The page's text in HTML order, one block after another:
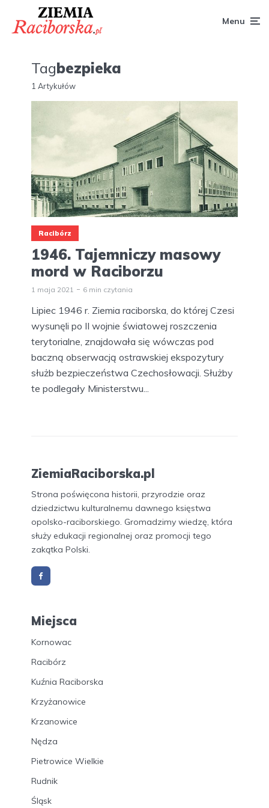
Menu
Tagbezpieka
1 Artykułów
Racibórz
1946. Tajemniczy masowy
mord w Raciborzu
1 maja 2021 6 min czytania
Lipiec 1946 r. Ziemia raciborska, do której Czesi
wysunęli po II wojnie światowej roszczenia
terytorialne, znajdowała się wówczas pod
baczną obserwacją ostrawskiej ekspozytury
służb bezpieczeństwa Czechosłowacji. Służby
te podlegały Ministerstwu...
ZiemiaRaciborska.pl
Strona poświęcona historii, przyrodzie oraz
dziedzictwu kulturalnemu dawnego księstwa
opolsko-raciborskiego. Gromadzimy wiedzę, która
służy edukacji regionalnej oraz promocji tego
zakątka Polski.
Miejsca
Kornowac
Racibórz
Kuźnia Raciborska
Krzyżanowice
Krzanowice
Nędza
Pietrowice Wielkie
Rudnik
Śląsk